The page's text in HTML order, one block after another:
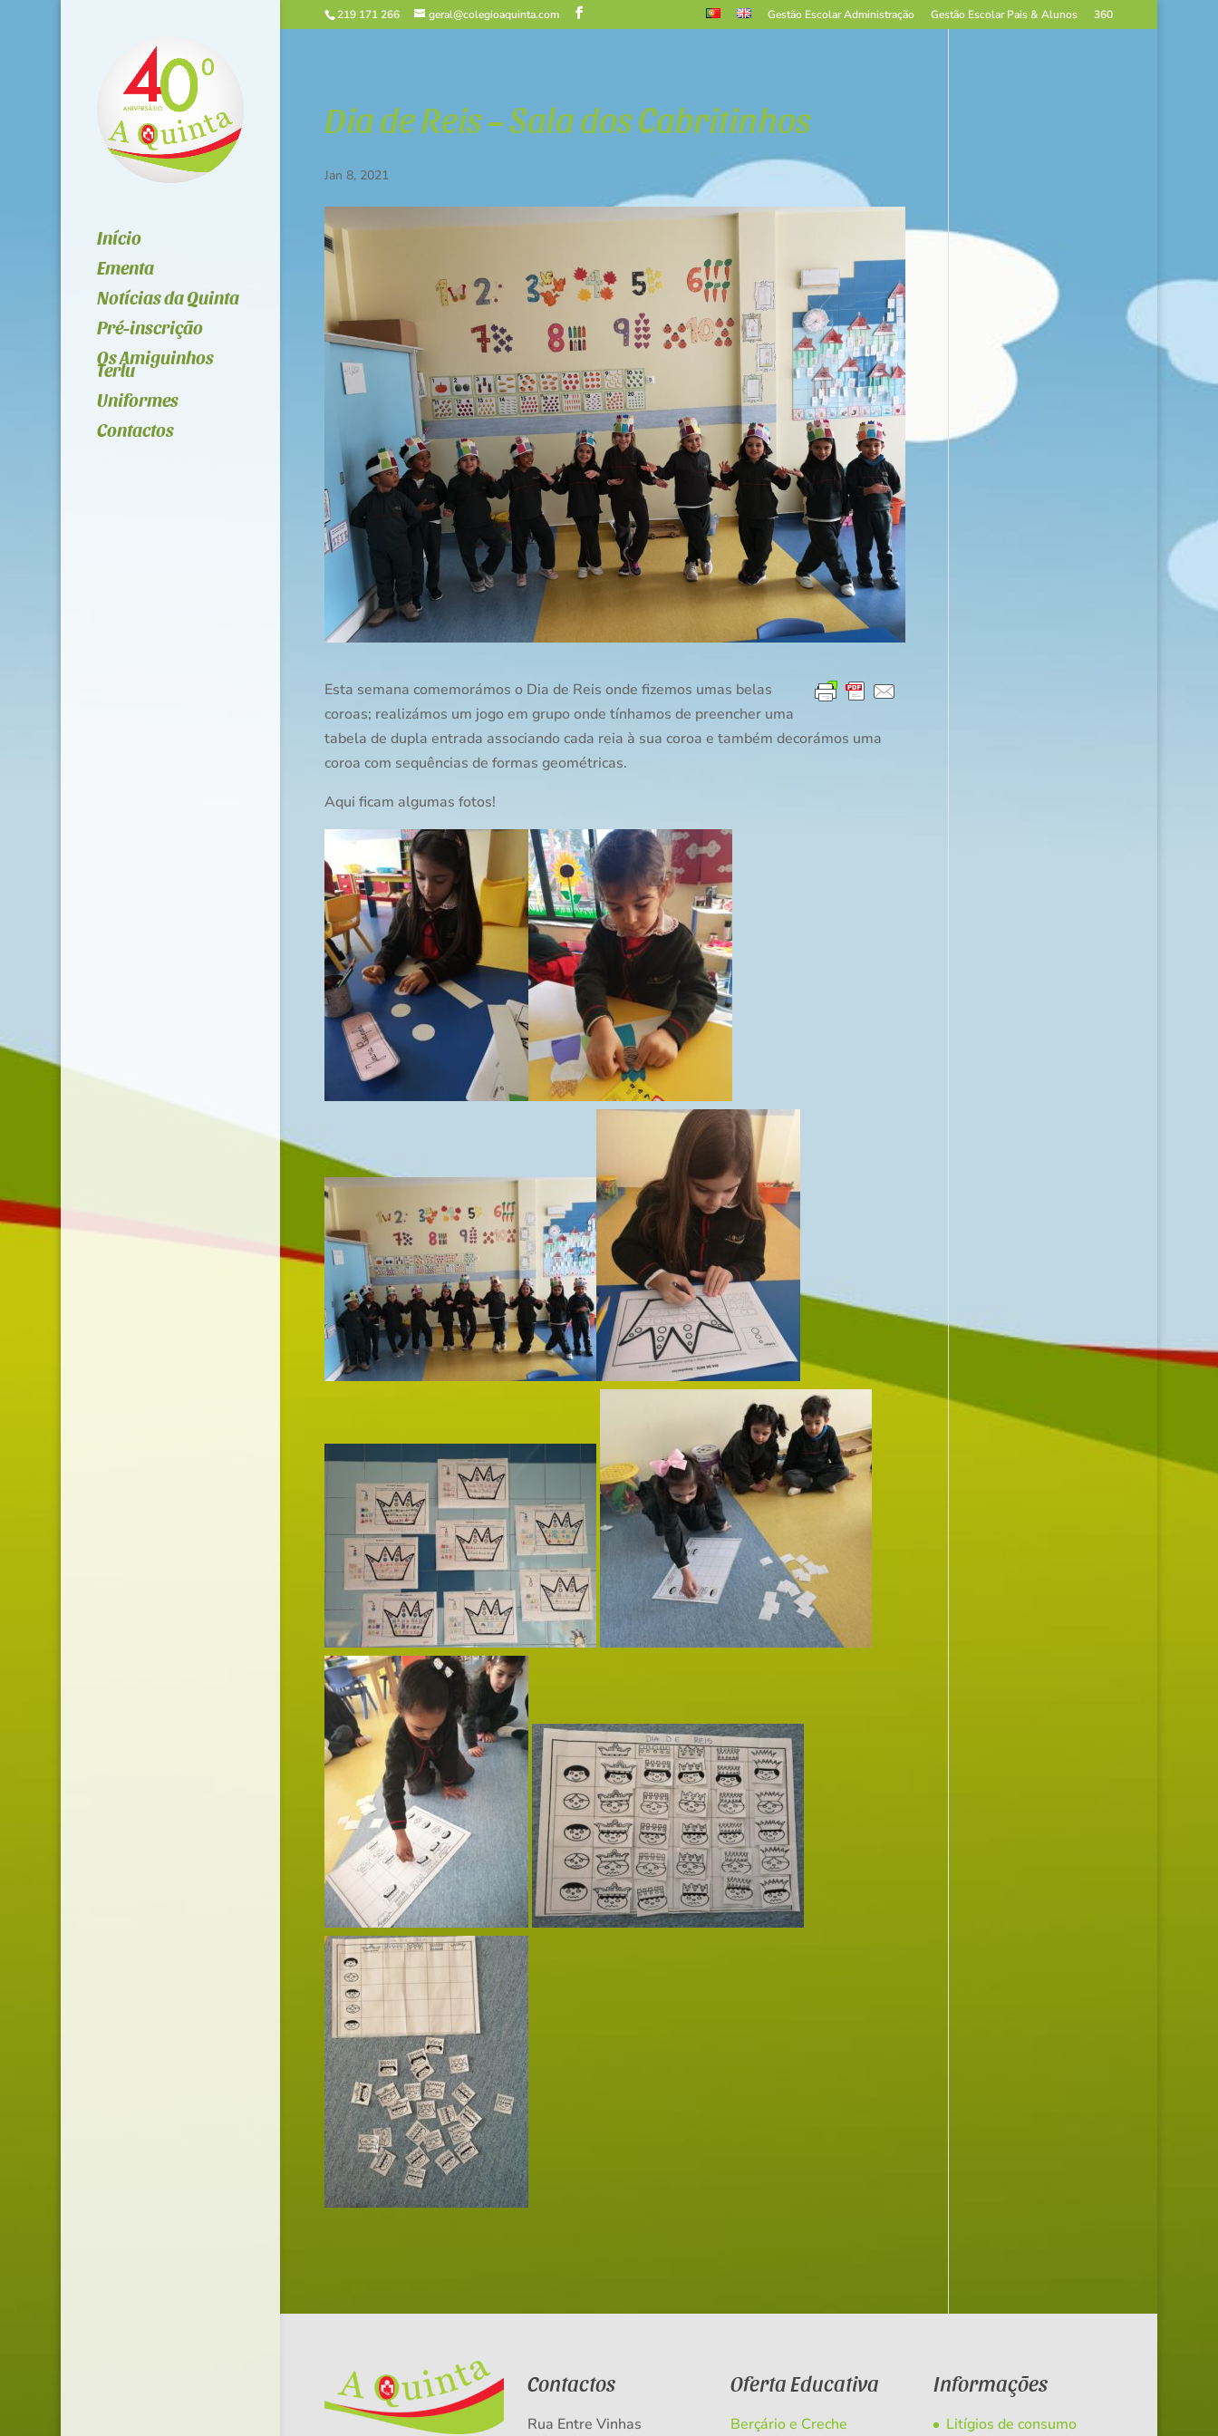
219 171 266 geral@colegioaquinta.com Gestão Escolar Administração Gestão Escolar Pais & Alunos 360
Início
Ementa
Notícias da Quinta
Pré-inscrição
Os Amiguinhos
Terlu
Uniformes
Contactos
Dia de Reis – Sala dos Cabritinhos
Jan 8, 2021
Esta semana comemorámos o Dia de Reis onde fizemos umas belas
coroas; realizámos um jogo em grupo onde tínhamos de preencher uma
tabela de dupla entrada associando cada reia à sua coroa e também decorámos uma
coroa com sequências de formas geométricas.
Aqui ficam algumas fotos!
Contactos
Rua Entre Vinhas
Oferta Educativa
Berçário e Creche
Informações
Litígios de consumo